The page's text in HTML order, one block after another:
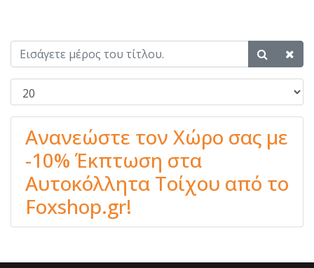
Ανανεώστε τον Χώρο σας με
-10% Έκπτωση στα
Αυτοκόλλητα Τοίχου από το
Foxshop.gr!